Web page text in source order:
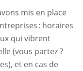
mis en place
: horaires
qui vibrent
(vous partez ?
et en cas de